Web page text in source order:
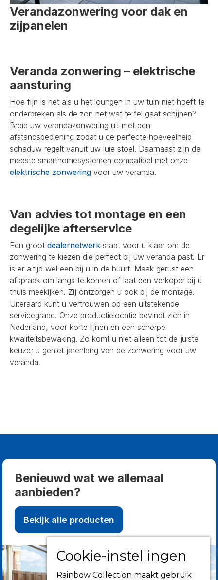
Verandazonwering voor dak en
zijpanelen
Veranda zonwering – elektrische
aansturing
Hoe fijn is het als u het loungen in uw tuin niet hoeft te
onderbreken als de zon net wat te fel gaat schijnen?
Breid uw verandazonwering uit met een
afstandsbediening zodat u de perfecte hoeveelheid
schaduw regelt vanuit uw luie stoel. Daarnaast zijn de
meeste smarthomesystemen compatibel met onze
elektrische zonwering voor uw veranda.
Van advies tot montage en een
degelijke afterservice
Een groot dealernetwerk staat voor u klaar om de
zonwering te kiezen die perfect bij uw veranda past. Er
is er altijd wel een bij u in de buurt. Maak gerust een
afspraak om langs te komen of laat een verkoper bij u
thuis meekijken. Zij ontzorgen u ook bij de montage.
Uiteraard kunt u vertrouwen op een uitstekende
servicegraad. Onze productielocatie bevindt zich in
Nederland, voor korte lijnen en een scherpe
kwaliteitsbewaking. Zo komt u niet alleen tot de juiste
keuze; u geniet jarenlang van de zonwering voor uw
veranda.
Benieuwd wat we allemaal
aanbieden?
Bekijk alle producten
Cookie-instellingen
Rainbow Collection maakt gebruik